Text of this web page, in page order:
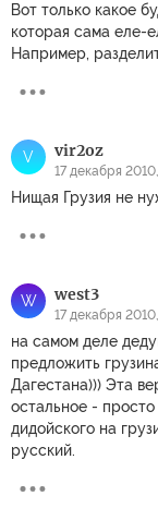
Вот только какое
которая сама еле-
Например,
V vir2oz
17 декабря 2010,
Нищая Грузия не
W west3
17 декабря
на самом деле
предложить
Дагестана))) Эта
остальное -
дидойского на
русский.